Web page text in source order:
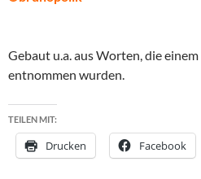
Gebaut u.a. aus Worten, die
entnommen wurden.
TEILEN MIT:
Drucken Facebook